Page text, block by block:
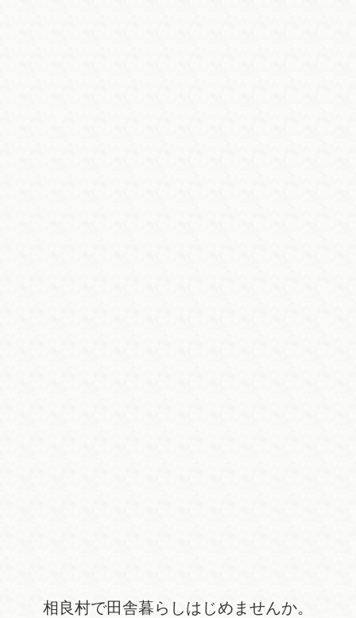
相良村で田舎暮らしはじめませんか。